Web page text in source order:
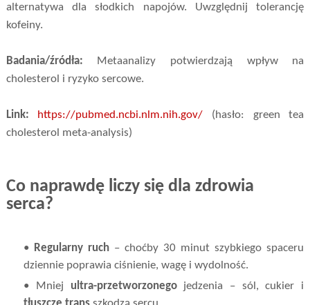
alternatywa dla słodkich napojów. Uwzględnij tolerancję
kofeiny.
Badania/źródła: Metaanalizy potwierdzają wpływ na
cholesterol i ryzyko sercowe.
Link: https://pubmed.ncbi.nlm.nih.gov/ (hasło: green tea
cholesterol meta-analysis)
Co naprawdę liczy się dla zdrowia
serca?
• Regularny ruch – choćby 30 minut szybkiego spaceru
dziennie poprawia ciśnienie, wagę i wydolność.
• Mniej ultra-przetworzonegojedzenia – sól, cukier i